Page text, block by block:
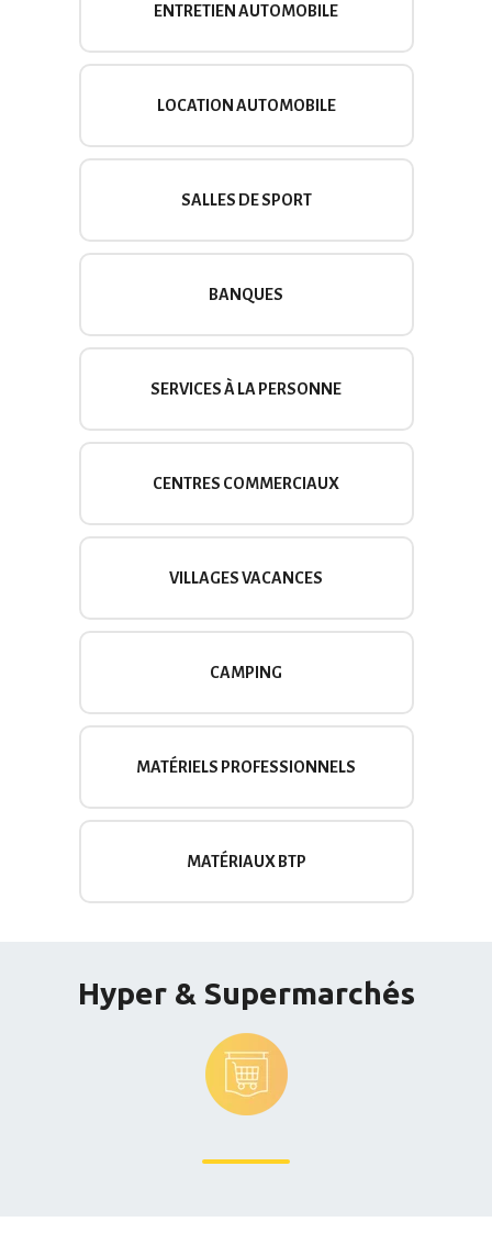
ENTRETIEN AUTOMOBILE
LOCATION AUTOMOBILE
SALLES DE SPORT
BANQUES
SERVICES À LA PERSONNE
CENTRES COMMERCIAUX
VILLAGES VACANCES
CAMPING
MATÉRIELS PROFESSIONNELS
MATÉRIAUX BTP
Hyper & Supermarchés